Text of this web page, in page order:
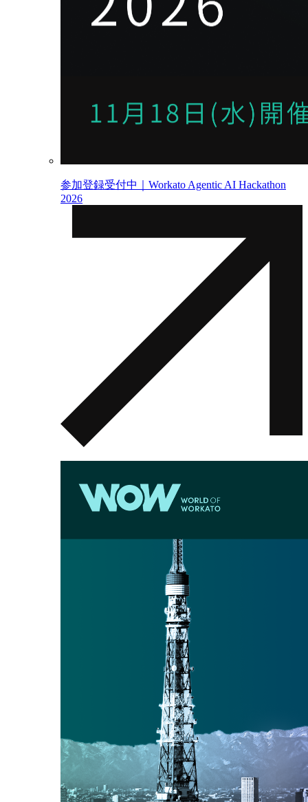
参加登録受付中｜Workato Agentic AI Hackathon
2026